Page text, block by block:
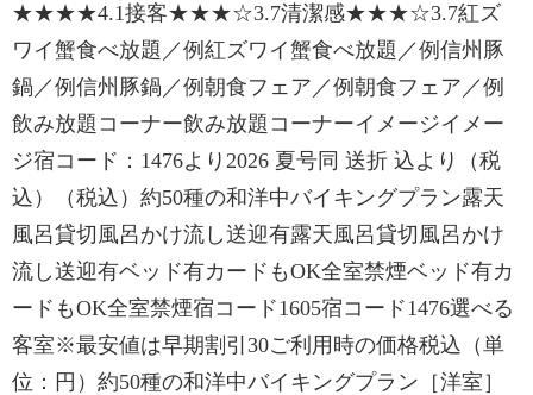
★★★★4.1接客★★★☆3.7清潔感★★★☆3.7紅ズ
ワイ蟹食べ放題／例紅ズワイ蟹食べ放題／例信州豚
鍋／例信州豚鍋／例朝食フェア／例朝食フェア／例
飲み放題コーナー飲み放題コーナーイメージイメー
ジ宿コード：1476より2026 夏号同 送折 込より（税
込）（税込）約50種の和洋中バイキングプラン露天
風呂貸切風呂かけ流し送迎有露天風呂貸切風呂かけ
流し送迎有ベッド有カードもOK全室禁煙ベッド有カ
ードもOK全室禁煙宿コード1605宿コード1476選べる
客室※最安値は早期割引30ご利用時の価格税込（単
位：円）約50種の和洋中バイキングプラン［洋室］